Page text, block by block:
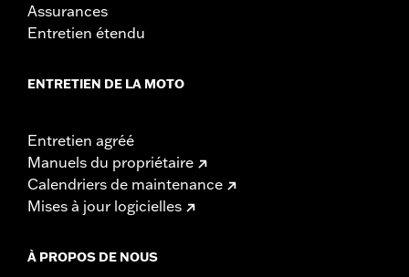
Assurances
Entretien étendu
ENTRETIEN DE LA MOTO
Entretien agréé
Manuels du propriétaire
Calendriers de maintenance
Mises à jour logicielles
À PROPOS DE NOUS